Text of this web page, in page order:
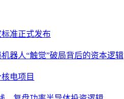
准正式发布
器人“触觉”破局背后的资本逻辑
电项目